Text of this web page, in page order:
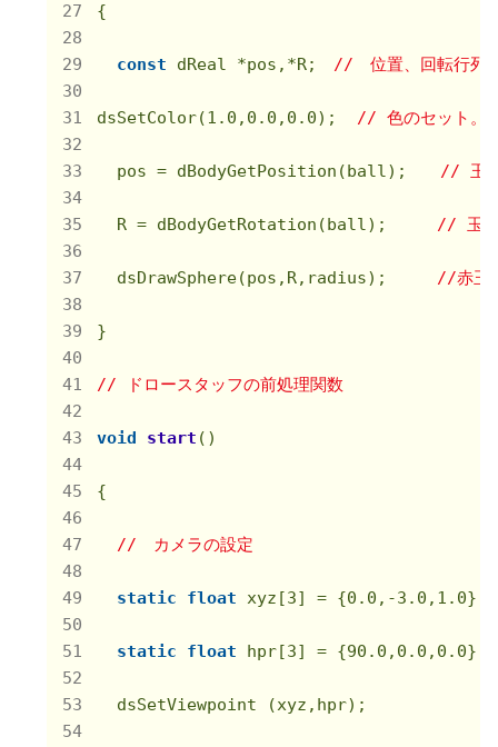
{
const dReal *pos,*R; //　位置、回転行
dsSetColor(1.0 , 0.0 , 0.0); // 色のセット。
pos = dBodyGetPosition(ball); // 玉
R = dBodyGetRotation(ball); // 玉の
dsDrawSphere(pos,R,radius); //赤玉
}
// ドロースタッフの前処理関数
void start ()
{
//　カメラの設定
static float xyz[3] = {0.0 , -3.0 , 1.0
static float hpr[3] = {90.0 , 0.0 , 0.0
dsSetViewpoint